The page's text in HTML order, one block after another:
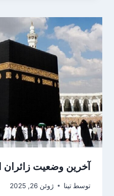
آخرین وضعیت زائران
توسط تینا ژوئن 26, 2025